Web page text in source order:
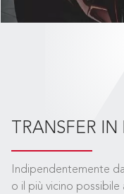
TRANSFER
Indipendentemente
o il più vicino possibile